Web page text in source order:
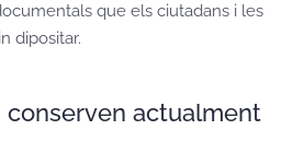
que els ciutadans i les
dipositar.
conserven actualment